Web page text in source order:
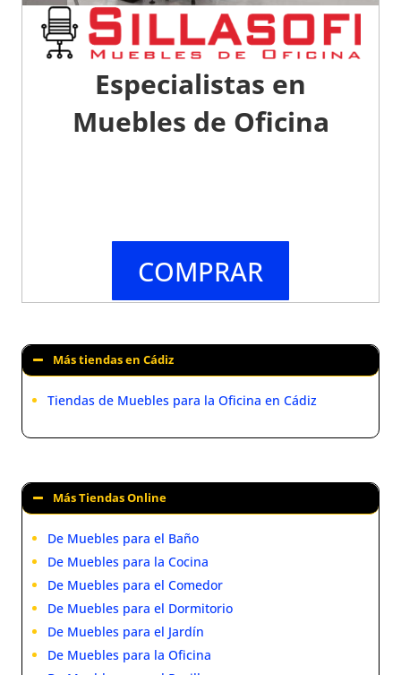
Especialistas en
Muebles de Oficina
COMPRAR
Más tiendas en Cádiz
Tiendas de Muebles para la Oficina en Cádiz
Más Tiendas Online
De Muebles para el Baño
De Muebles para la Cocina
De Muebles para el Comedor
De Muebles para el Dormitorio
De Muebles para el Jardín
De Muebles para la Oficina